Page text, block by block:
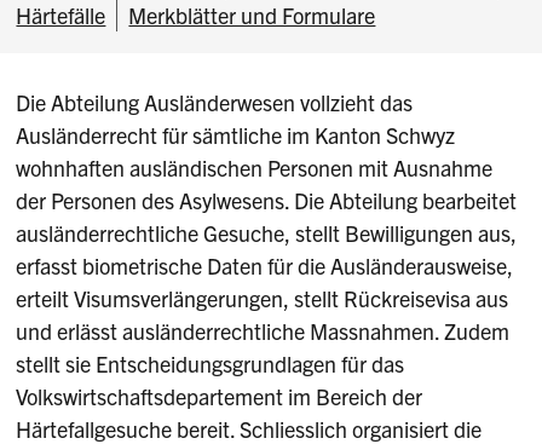
Härtefälle
Merkblätter und Formulare
Die Abteilung Ausländerwesen vollzieht das
Ausländerrecht für sämtliche im Kanton Schwyz
wohnhaften ausländischen Personen mit Ausnahme
der Personen des Asylwesens. Die Abteilung bearbeitet
ausländerrechtliche Gesuche, stellt Bewilligungen aus,
erfasst biometrische Daten für die Ausländerausweise,
erteilt Visumsverlängerungen, stellt Rückreisevisa aus
und erlässt ausländerrechtliche Massnahmen. Zudem
stellt sie Entscheidungsgrundlagen für das
Volkswirtschaftsdepartement im Bereich der
Härtefallgesuche bereit. Schliesslich organisiert die